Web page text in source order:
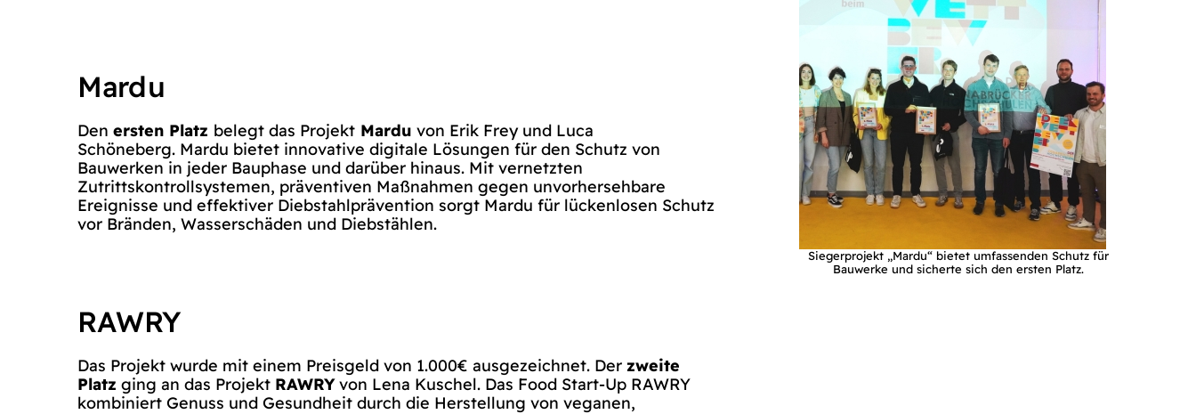
Mardu
Den ersten Platz belegt das Projekt Mardu von Erik Frey und Luca
Schöneberg. Mardu bietet innovative digitale Lösungen für den Schutz von
Bauwerken in jeder Bauphase und darüber hinaus. Mit vernetzten
Zutrittskontrollsystemen, präventiven Maßnahmen gegen unvorhersehbare
Ereignisse und effektiver Diebstahlprävention sorgt Mardu für lückenlosen Schutz
vor Bränden, Wasserschäden und Diebstählen.
RAWRY
Das Projekt wurde mit einem Preisgeld von 1.000€ ausgezeichnet. Der zweite
Platz ging an das Projekt RAWRYvon Lena Kuschel. Das Food Start-Up RAWRY
kombiniert Genuss und Gesundheit durch die Herstellung von veganen,
Siegerprojekt „Mardu“ bietet umfassenden Schutz für
Bauwerke und sicherte sich den ersten Platz.